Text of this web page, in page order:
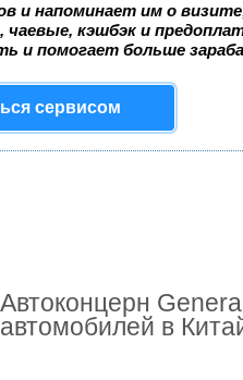
и напоминает им о
чаевые, кэшбэк и
и помогает больше
сервисом
Автоконцерн
автомобилей в